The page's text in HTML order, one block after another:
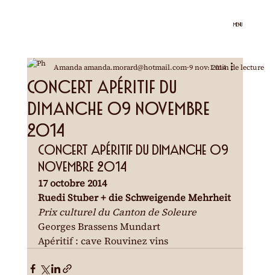
MENU
Concert apéritif du
dimanche 09 novembre
2014
Amanda amanda.morard@hotmail.com 9 nov. 20141 min de lecture
Concert apéritif du dimanche 09
novembre 2014
17 octobre 2014
Ruedi Stuber + die Schweigende Mehrheit
Prix culturel du Canton de Soleure
Georges Brassens Mundart
Apéritif : cave Rouvinez vins